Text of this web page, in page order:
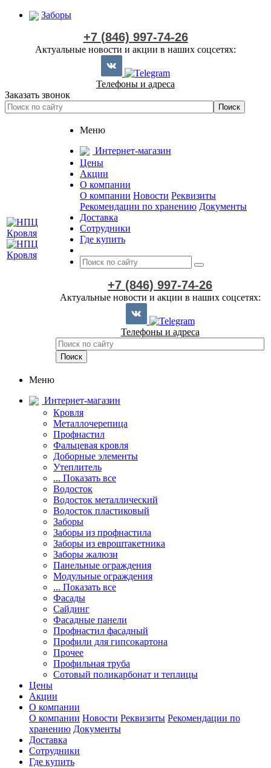
Заборы
+7 (846) 997-74-26
Актуальные новости и акции в наших соцсетях:
Телефоны и адреса
Заказать звонок
Меню
Интернет-магазин
Цены
Акции
О компании
О компании Новости Реквизиты
Рекомендации по хранению Документы
Доставка
Сотрудники
Где купить
+7 (846) 997-74-26
Актуальные новости и акции в наших соцсетях:
Телефоны и адреса
Меню
Интернет-магазин
Кровля
Металлочерепица
Профнастил
Фальцевая кровля
Доборные элементы
Утеплитель
... Показать все
Водосток
Водосток металлический
Водосток пластиковый
Заборы
Заборы из профнастила
Заборы из евроштакетника
Заборы жалюзи
Панельные ограждения
Модульные ограждения
... Показать все
Фасады
Сайдинг
Фасадные панели
Профнастил фасадный
Профили для гипсокартона
Прочее
Профильная труба
Сотовый поликарбонат и теплицы
Цены
Акции
О компании
О компании Новости Реквизиты Рекомендации по
хранению Документы
Доставка
Сотрудники
Где купить